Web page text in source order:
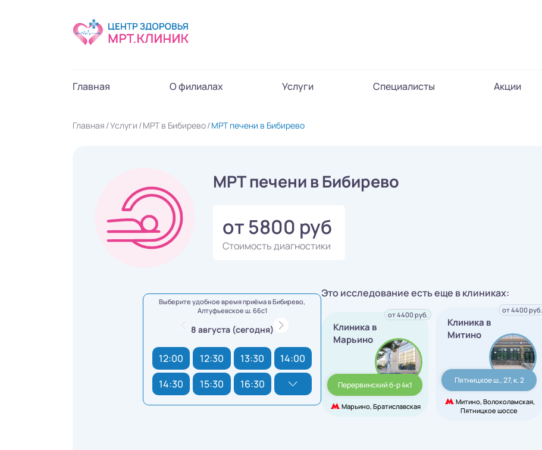
Главная О филиалах Услуги Специалисты Акции
Главная Услуги МРТ в Бибирево МРТ печени в Бибирево
МРТ печени в Бибирево
от 5800 руб
Стоимость диагностики
Выберите удобное время приёма в Бибирево,
Алтуфьевское ш. 66с1
8 августа (сегодня)
12:00 12:30 13:30
14:00
14:30
15:30 16:30
Это исследование есть еще в клиниках:
Клиника в
Марьино
Перервинский б-р 4к1
Марьино, Братиславская
от 4400 руб.
Клиника в
Митино
Пятницкое ш., 27, к. 2
Митино, Волоколамская,
Пятницкое шоссе
от 4400 руб.